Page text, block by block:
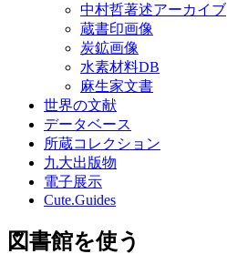
中村哲著述アーカイブ
蔵書印画像
炭鉱画像
水素材料DB
麻生家文書
世界の文献
データベース
所蔵コレクション
九大出版物
電子展示
Cute.Guides
図書館を使う